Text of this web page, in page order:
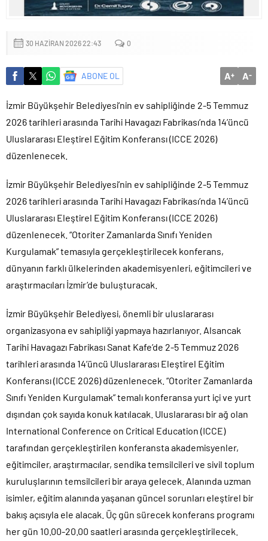
Sığacık’tan güçlü mesaj: “Deniz bizim, Sığacık hepimizin”
30 HAZIRAN 2026 22:43 0
ABONE OL A+ A-
İzmir Büyükşehir Belediyesi’nin ev sahipliğinde 2-5 Temmuz
2026 tarihleri arasında Tarihi Havagazı Fabrikası’nda 14’üncü
Uluslararası Eleştirel Eğitim Konferansı (ICCE 2026)
düzenlenecek.
İzmir Büyükşehir Belediyesi’nin ev sahipliğinde 2-5 Temmuz
2026 tarihleri arasında Tarihi Havagazı Fabrikası’nda 14’üncü
Uluslararası Eleştirel Eğitim Konferansı (ICCE 2026)
düzenlenecek. “Otoriter Zamanlarda Sınıfı Yeniden
Kurgulamak” temasıyla gerçekleştirilecek konferans,
dünyanın farklı ülkelerinden akademisyenleri, eğitimcileri ve
araştırmacıları İzmir’de buluşturacak.
İzmir Büyükşehir Belediyesi, önemli bir uluslararası
organizasyona ev sahipliği yapmaya hazırlanıyor. Alsancak
Tarihi Havagazı Fabrikası Sanat Kafe’de 2-5 Temmuz 2026
tarihleri arasında 14’üncü Uluslararası Eleştirel Eğitim
Konferansı (ICCE 2026) düzenlenecek. “Otoriter Zamanlarda
Sınıfı Yeniden Kurgulamak” temalı konferansa yurt içi ve yurt
dışından çok sayıda konuk katılacak. Uluslararası bir ağ olan
International Conference on Critical Education (ICCE)
tarafından gerçekleştirilen konferansta akademisyenler,
eğitimciler, araştırmacılar, sendika temsilcileri ve sivil toplum
kuruluşlarının temsilcileri bir araya gelecek. Alanında uzman
isimler, eğitim alanında yaşanan güncel sorunları eleştirel bir
bakış açısıyla ele alacak. Üç gün sürecek konferans programı
her gün 10.00-20.00 saatleri arasında gerçekleştirilecek.